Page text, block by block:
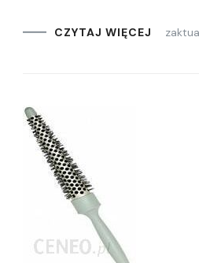
CZYTAJ WIĘCEJ